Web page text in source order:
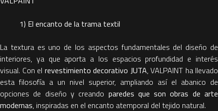
1) El encanto de la trama textil
La textura es uno de los aspectos fundamentales del diseño de
interiores, ya que aporta a los espacios profundidad e interés
visual. Con el revestimiento decorativo JUTA, VALPAINT ha llevado
esta filosofía a un nivel superior, ampliando así el abanico de
opciones de diseño y creando paredes que son obras de arte
modernas, inspiradas en el encanto atemporal del tejido natural.